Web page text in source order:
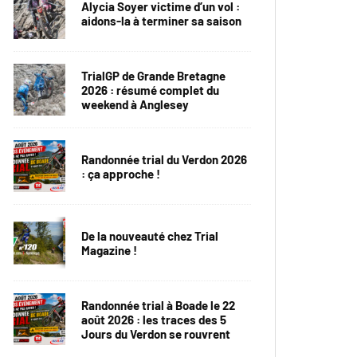
Alycia Soyer victime d’un vol :
aidons-la à terminer sa saison
TrialGP de Grande Bretagne
2026 : résumé complet du
weekend à Anglesey
Randonnée trial du Verdon 2026
: ça approche !
De la nouveauté chez Trial
Magazine !
Randonnée trial à Boade le 22
août 2026 : les traces des 5
Jours du Verdon se rouvrent